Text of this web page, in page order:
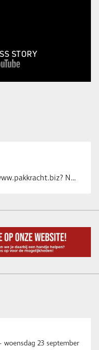
STORY
Uw vacature voor 4 weken op www.pakkracht.biz? Neem dan contact op met Yannick van …
- woensdag 23 september